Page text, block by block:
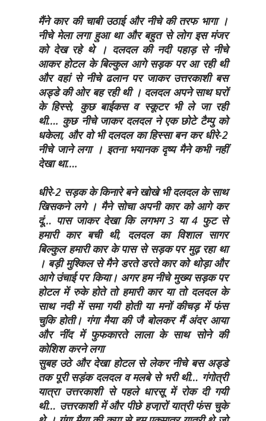
मैंने कार की चाबी उठाई और नीचे की तरफ भागा ।
नीचे मेला लगा हुआ था और बहुत से लोग इस मंजर
को देख रहे थे । दलदल की नदी पहाड़ से नीचे
आकर होटल के बिल्कुल आगे सड़क पर आ रही थी
और वहां से नीचे ढलान पर जाकर उत्तरकाशी बस
अड्डे की ओर बह रही थी । दलदल अपने साथ घरों
के हिस्से, कुछ बाईकस व स्कूटर भी ले जा रही
थी…. कुछ नीचे जाकर दलदल ने एक छोटे टैम्पु को
धकेला, और वो भी दलदल का हिस्सा बन कर धीरे-2
नीचे जाने लगा । इतना भयानक दृष्य मैने कभी नहीं
देखा था….
धीरे-2 सड़क के किनारे बने खोखे भी दलदल के साथ
खिसकने लगे । मैने सोचा अपनी कार को आगे कर
दूं… पास जाकर देखा कि लगभग 3 या 4 फुट से
हमारी कार बची थी, दलदल का विशाल सागर
बिल्कुल हमारी कार के पास से सड़क पर मुढ़ रहा था
। बड़ी मुश्किल से मैने डरते डरते कार को थोड़ा और
आगे उंचाई पर किया। अगर हम नीचे मुख्य सड़क पर
होटल में रुके होते तो हमारी कार या तो दलदल के
साथ नदी में समा गयी होती या मनों कीचड़ में फंस
चुकि होती। गंगा मैया की जै बोलकर मैं अंदर आया
और नींद में फुफकारते लाला के साथ सोने की
कोशिश करने लगा
सुबह उठे और देखा होटल से लेकर नीचे बस अड्डे
तक पूरी सड़ंक दलदल व मलबे से भरी थी… गंगोत्री
यात्रा उत्तरकाशी से पहले धारसू में रोक दी गयी
थी… उत्तरकाशी में और पीछे हजा़रों यात्री फंस चुके